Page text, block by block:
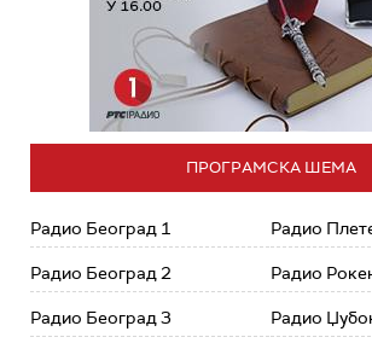
ПРОГРАМСКА ШЕМА
Радио Београд 1
Радио Београд 2
Радио Београд 3
Радио
Радио
Радио